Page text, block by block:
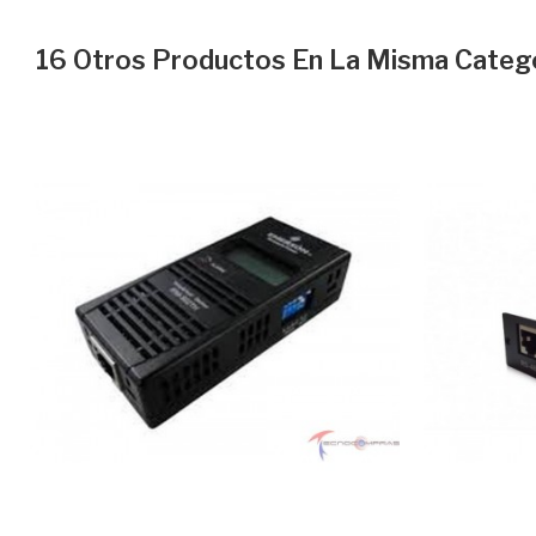
16 Otros Productos En La Misma